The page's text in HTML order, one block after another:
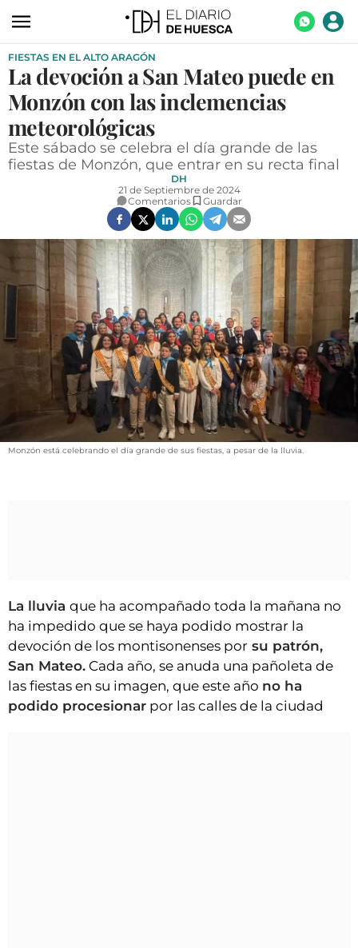
ACTUALIDAD
ECONOMÍA
TECNOLOGÍA
TURISMO
CULTURA
SOCIEDAD
OPINIÓN
GALERÍAS
VÍDEOS
CONTACTAR
FIESTAS EN EL ALTO ARAGÓN
FIESTAS DE SAN LORENZO
CLUB DEL AMIGO MILITANTE
INICIAR SESIÓN
FIESTAS EN EL ALTO ARAGÓN
La devoción a San Mateo puede en
Monzón con las inclemencias
meteorológicas
Este sábado se celebra el día grande de las
fiestas de Monzón, que entrar en su recta final
DH
21 de Septiembre de 2024
Comentarios
Guardar
Monzón está celebrando el día grande de sus fiestas, a pesar de la lluvia.
La lluvia que ha acompañado toda la mañana no
ha impedido que se haya podido mostrar la
devoción de los montisonenses por su patrón,
San Mateo. Cada año, se anuda una pañoleta de
las fiestas en su imagen, que este año no ha
podido procesionar por las calles de la ciudad